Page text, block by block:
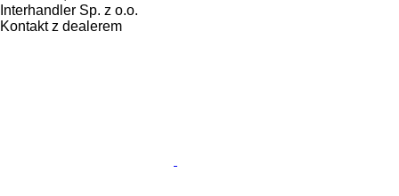
Interhandler Sp. z o.o.
Kontakt z dealerem